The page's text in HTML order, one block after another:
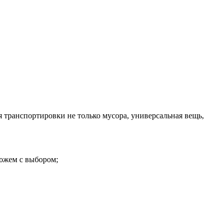
не только мусора, универсальная вещь,
с выбором;